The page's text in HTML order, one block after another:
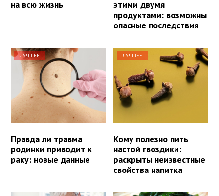
на всю жизнь
этими двумя
продуктами: возможны
опасные последствия
ЛУЧШЕЕ
Правда ли травма
родинки приводит к
раку: новые данные
ЛУЧШЕЕ
Кому полезно пить
настой гвоздики:
раскрыты неизвестные
свойства напитка